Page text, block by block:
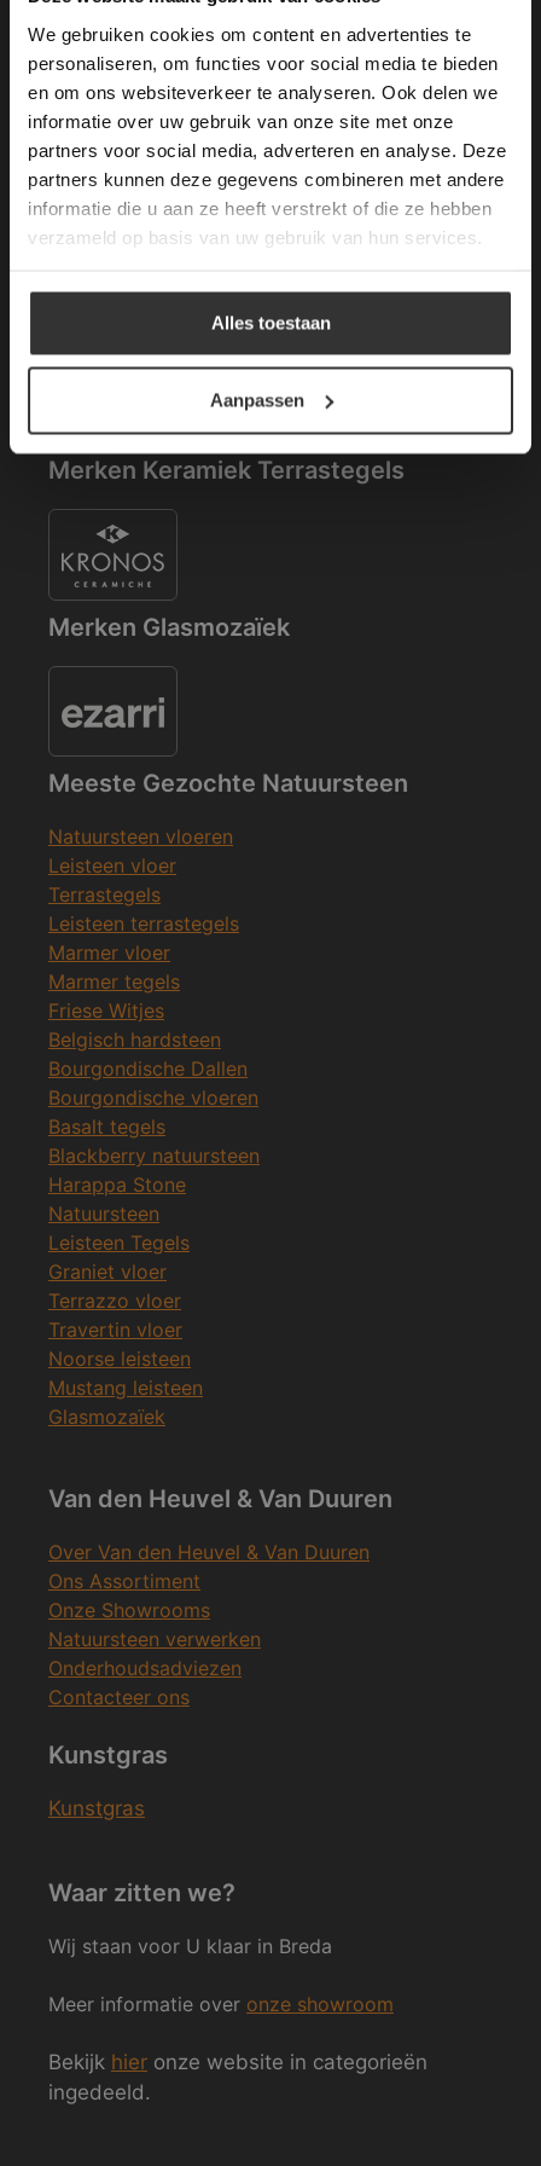
We gebruiken cookies om content en advertenties te
personaliseren, om functies voor social media te bieden
en om ons websiteverkeer te analyseren. Ook delen we
informatie over uw gebruik van onze site met onze
partners voor social media, adverteren en analyse. Deze
partners kunnen deze gegevens combineren met andere
informatie die u aan ze heeft verstrekt of die ze hebben
verzameld op basis van uw gebruik van hun services.
Alles toestaan
Aanpassen
Openstaande Vacatures
Kom werken bij van den Heuvel & van Duuren.
– Vacatures (1)
Merken Keramiek Vloertegels
Merken Keramiek Terrastegels
Merken Glasmozaïek
Meeste Gezochte Natuursteen
Natuursteen vloeren
Leisteen vloer
Terrastegels
Leisteen terrastegels
Marmer vloer
Marmer tegels
Friese Witjes
Belgisch hardsteen
Bourgondische Dallen
Bourgondische vloeren
Basalt tegels
Blackberry natuursteen
Harappa Stone
Natuursteen
Leisteen Tegels
Graniet vloer
Terrazzo vloer
Travertin vloer
Noorse leisteen
Mustang leisteen
Glasmozaïek
Van den Heuvel & Van Duuren
Over Van den Heuvel & Van Duuren
Ons Assortiment
Onze Showrooms
Natuursteen verwerken
Onderhoudsadviezen
Contacteer ons
Kunstgras
Kunstgras
Waar zitten we?
Wij staan voor U klaar in Breda
Meer informatie over onze showroom
Bekijk hier onze website in categorieën
ingedeeld.
longer working. Please contact the website
administrator.
Deze website gebruikt cookies om de
gebruikerservaring te verbeteren. Door
gebruik te maken van onze website geeft u
toestemming voor alle cookies in
overeenstemming met ons cookiebeleid.Lees
verder
ALLES ACCEPTEREN
ALLES AFWIJZEN
DETAILS WEERGEVEN